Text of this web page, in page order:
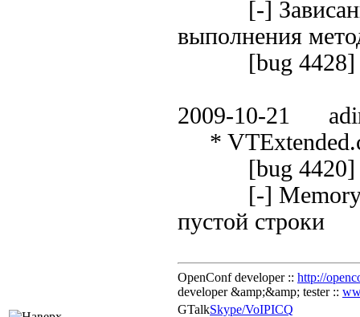
[-] Зависание
выполнения
[bug 4428]
2009-10-21
*
[bug 4420]
[-] Memory
пустой строки
OpenConf developer :: http://
developer &amp;&amp; tester ::
GTalkSkype/VoIPICQ